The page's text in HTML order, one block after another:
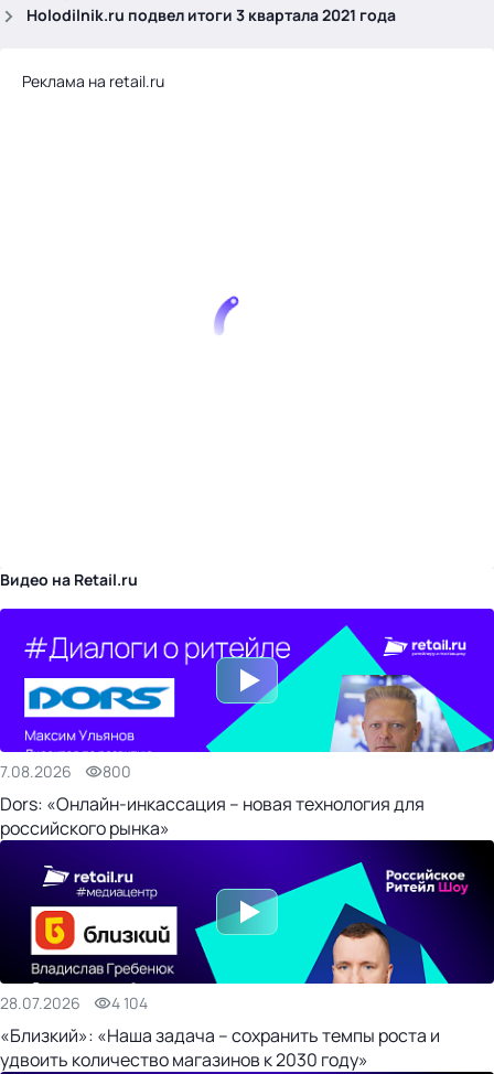
Holodilnik.ru подвел итоги 3 квартала 2021 года
Реклама на retail.ru
Видео на Retail.ru
7.08.2026 800
Dors: «Онлайн-инкассация – новая технология для
российского рынка»
28.07.2026 4 104
«Близкий»: «Наша задача – сохранить темпы роста и
удвоить количество магазинов к 2030 году»